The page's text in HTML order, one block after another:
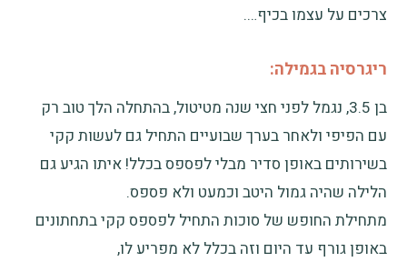
צרכים על עצמו בכיף….
ריגרסיה בגמילה:
בן 3.5, נגמל לפני חצי שנה מטיטול, בהתחלה הלך טוב רק
עם הפיפי ולאחר בערך שבועיים התחיל גם לעשות קקי
בשירותים באופן סדיר מבלי לפספס בכלל! איתו הגיע גם
הלילה שהיה גמול היטב וכמעט ולא פספס.
מתחילת החופש של סוכות התחיל לפספס קקי בתחתונים
באופן גורף עד היום וזה בכלל לא מפריע לו,